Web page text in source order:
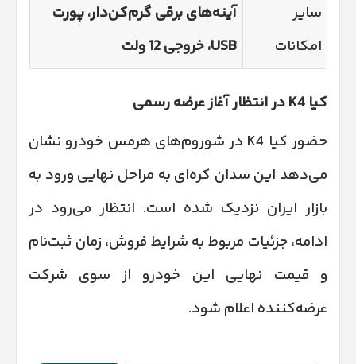
سایر
امکانات
آینه‌های برقی گرم‌کن‌دار، پورت
USB، خروجی 12 ولت
کیا
در انتظار آغاز عرضه رسمی
حضور کیا K4 در شوروم‌های هرمس خودرو نشان
می‌دهد این سدان کره‌ای به مراحل نهایی ورود به
بازار ایران نزدیک شده است. انتظار می‌رود در
ادامه، جزئیات مربوط به شرایط فروش، زمان ثبت‌نام
و قیمت نهایی این خودرو از سوی شرکت
عرضه‌کننده اعلام شود.